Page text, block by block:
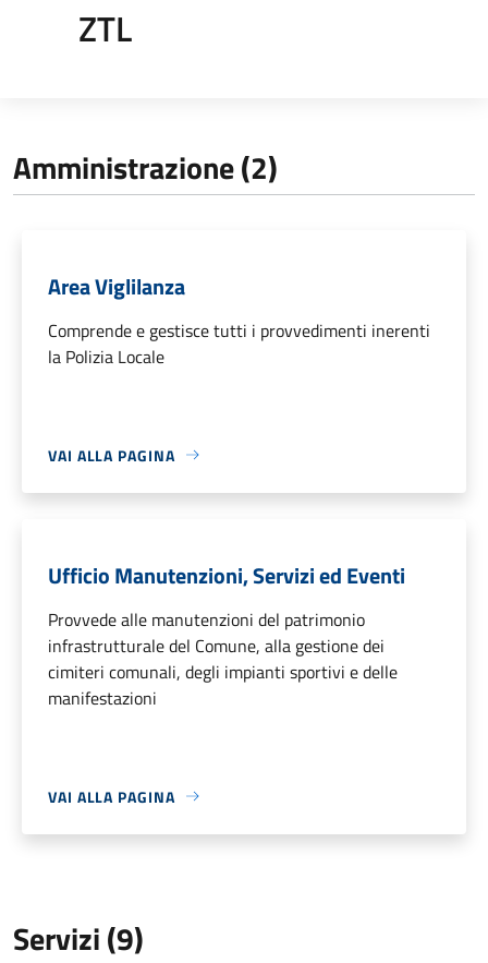
ZTL
Amministrazione (2)
Area Viglilanza
Comprende e gestisce tutti i provvedimenti inerenti
la Polizia Locale
VAI ALLA PAGINA
Ufficio Manutenzioni, Servizi ed Eventi
Provvede alle manutenzioni del patrimonio
infrastrutturale del Comune, alla gestione dei
cimiteri comunali, degli impianti sportivi e delle
manifestazioni
VAI ALLA PAGINA
Servizi (9)